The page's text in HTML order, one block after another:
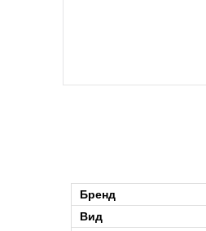
Бренд
Вид